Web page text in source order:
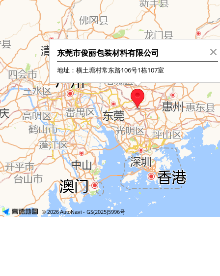
东莞市俊丽包装材料有限公司
地址：横土塘村常东路106号1栋107室
© 2026 AutoNavi - GS(2025)5996号